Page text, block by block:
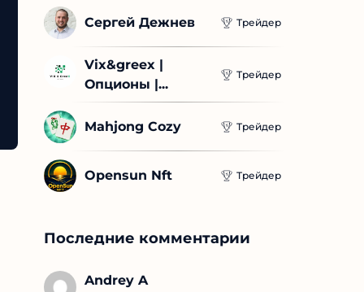
Сергей Дежнев Трейдер
Vix&greex |
Опционы |...
Трейдер
Mahjong Cozy Трейдер
Opensun Nft Трейдер
Последние комментарии
Andrey A